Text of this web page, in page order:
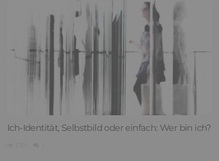
Ich-Identität, Selbstbild oder einfach: Wer bin ich?